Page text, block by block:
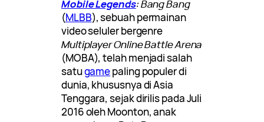
Mobile Legends: Bang Bang
(MLBB), sebuah permainan
video seluler bergenre
Multiplayer Online Battle Arena
(MOBA), telah menjadi salah
satugamepaling populer di
dunia, khususnya di Asia
Tenggara, sejak dirilis pada Juli
2016 oleh Moonton, anak